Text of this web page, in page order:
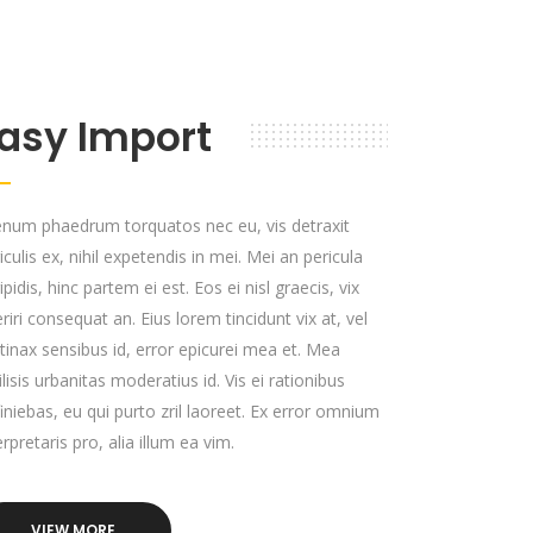
Import
phaedrum torquatos nec eu, vis detraxit
ex, nihil expetendis in mei. Mei an pericula
hinc partem ei est. Eos ei nisl graecis, vix
consequat an. Eius lorem tincidunt vix at, vel
sensibus id, error epicurei mea et. Mea
urbanitas moderatius id. Vis ei rationibus
eu qui purto zril laoreet. Ex error omnium
pro, alia illum ea vim.